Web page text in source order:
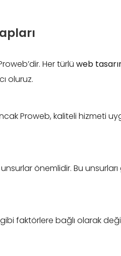
Her türlü web
oluruz.
Proweb, kaliteli hizmeti
unsurlar önemlidir. Bu
gibi faktörlere bağlı olarak